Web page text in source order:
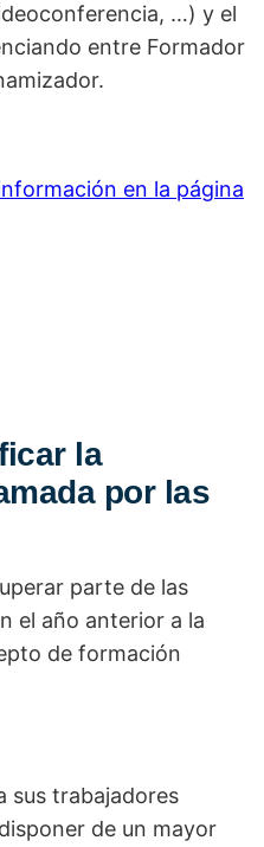
…) y el
entre Formador
en la página
la
por las
parte de las
el año anterior a la
de formación
sus trabajadores
de un mayor